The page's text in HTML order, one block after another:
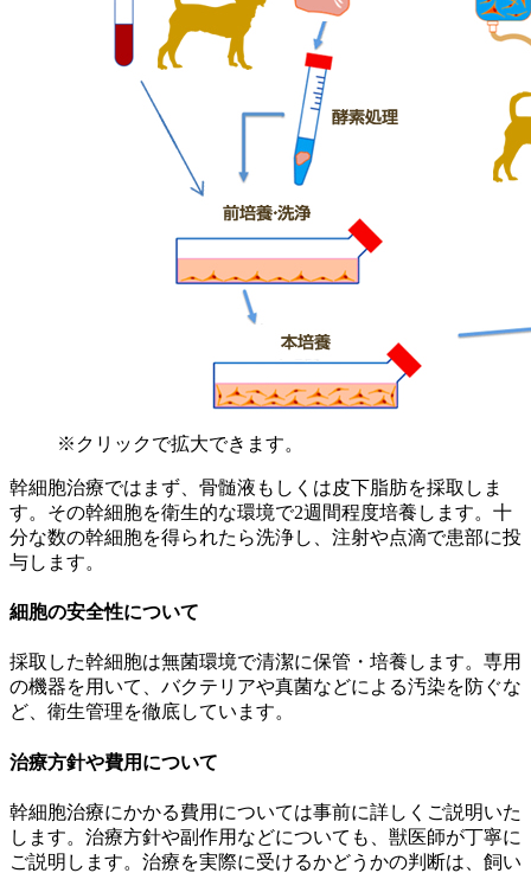
※クリックで拡大できます。
幹細胞治療ではまず、骨髄液もしくは皮下脂肪を採取しま
す。その幹細胞を衛生的な環境で2週間程度培養します。十
分な数の幹細胞を得られたら洗浄し、注射や点滴で患部に投
与します。
細胞の安全性について
採取した幹細胞は無菌環境で清潔に保管・培養します。専用
の機器を用いて、バクテリアや真菌などによる汚染を防ぐな
ど、衛生管理を徹底しています。
治療方針や費用について
幹細胞治療にかかる費用については事前に詳しくご説明いた
します。治療方針や副作用などについても、獣医師が丁寧に
ご説明します。治療を実際に受けるかどうかの判断は、飼い